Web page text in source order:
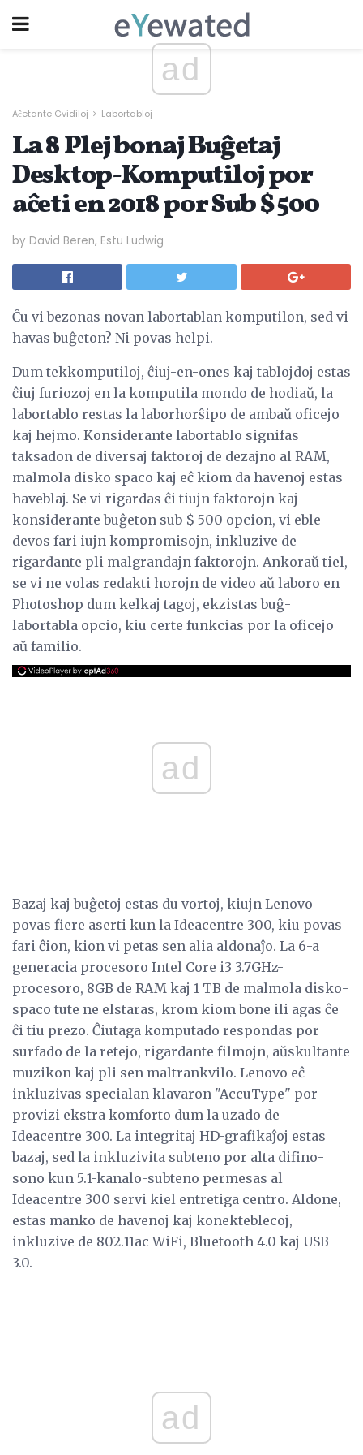
ad
Aĉetante Gvidiloj Labortabloj
La 8 Plej bonaj Buĝetaj
Desktop-Komputiloj por
aĉeti en 2018 por Sub $ 500
by David Beren, Estu Ludwig
Ĉu vi bezonas novan labortablan komputilon, sed vi
havas buĝeton? Ni povas helpi.
Dum tekkomputiloj, ĉiuj-en-ones kaj tablojdoj estas
ĉiuj furiozoj en la komputila mondo de hodiaŭ, la
labortablo restas la laborhorŝipo de ambaŭ oficejo
kaj hejmo. Konsiderante labortablo signifas
taksadon de diversaj faktoroj de dezajno al RAM,
malmola disko spaco kaj eĉ kiom da havenoj estas
haveblaj. Se vi rigardas ĉi tiujn faktorojn kaj
konsiderante buĝeton sub $ 500 opcion, vi eble
devos fari iujn kompromisojn, inkluzive de
rigardante pli malgrandajn faktorojn. Ankoraŭ tiel,
se vi ne volas redakti horojn de video aŭ laboro en
Photoshop dum kelkaj tagoj, ekzistas buĝ-
labortabla opcio, kiu certe funkcias por la oficejo
aŭ familio.
ad
Bazaj kaj buĝetoj estas du vortoj, kiujn Lenovo
povas fiere aserti kun la Ideacentre 300, kiu povas
fari ĉion, kion vi petas sen alia aldonaĵo. La 6-a
generacia procesoro Intel Core i3 3.7GHz-
procesoro, 8GB de RAM kaj 1 TB de malmola disko-
spaco tute ne elstaras, krom kiom bone ili agas ĉe
ĉi tiu prezo. Ĉiutaga komputado respondas por
surfado de la retejo, rigardante filmojn, aŭskultante
muzikon kaj pli sen maltrankvilo. Lenovo eĉ
inkluzivas specialan klavaron "AccuType" por
provizi ekstra komforto dum la uzado de
Ideacentre 300. La integritaj HD-grafikaĵoj estas
bazaj, sed la inkluzivita subteno por alta difino-
sono kun 5.1-kanalo-subteno permesas al
Ideacentre 300 servi kiel entretiga centro. Aldone,
estas manko de havenoj kaj konekteblecoj,
inkluzive de 802.11ac WiFi, Bluetooth 4.0 kaj USB
3.0.
ad